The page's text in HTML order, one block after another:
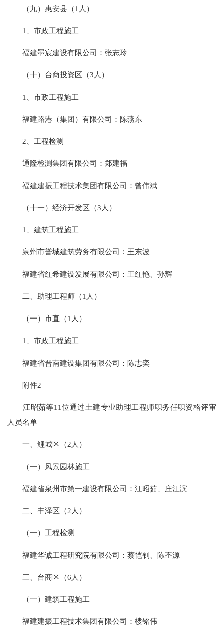
（九）惠安县（1人）
1、市政工程施工
福建墨宸建设有限公司：张志玲
（十）台商投资区（3人）
1、市政工程施工
福建路港（集团）有限公司：陈燕东
2、工程检测
通隆检测集团有限公司：郑建福
福建建振工程技术集团有限公司：曾伟斌
（十一）经济开发区（3人）
1、建筑工程施工
泉州市誉城建筑劳务有限公司：王东波
福建省红希建设发展有限公司：王红艳、孙辉
二、助理工程师（1人）
（一）市直（1人）
1、市政工程施工
福建省晋南建设集团有限公司：陈志奕
附件2
江昭茹等11位通过土建专业助理工程师职务任职资格评审
人员名单
一、鲤城区（2人）
（一）风景园林施工
福建省泉州市第一建设有限公司：江昭茹、庄江滨
二、丰泽区（2人）
（一）工程检测
福建华诚工程研究院有限公司：蔡恺钊、陈丕源
三、台商区（6人）
（一）建筑工程施工
福建建振工程技术集团有限公司：楼铭伟